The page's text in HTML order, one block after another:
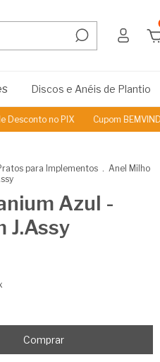
Discos e Anéis de Plantio
no PIX Cupom BEMVINDO10
para Implementos . Anel Milho
Azul -
J.Assy